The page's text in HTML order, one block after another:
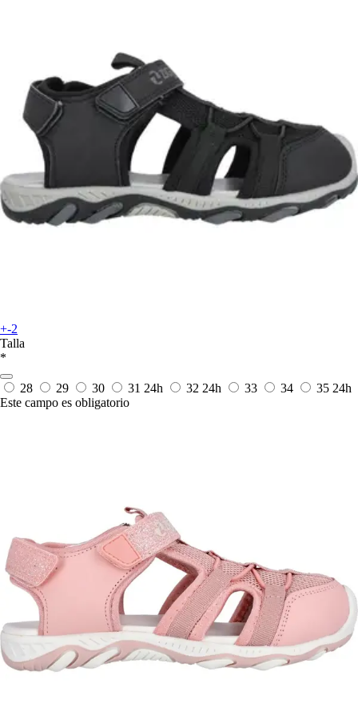
+-2
Talla
*
28 29 30 31 24h 32 24h 33 34 35 24h
Este campo es obligatorio